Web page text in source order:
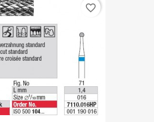
favorite_border